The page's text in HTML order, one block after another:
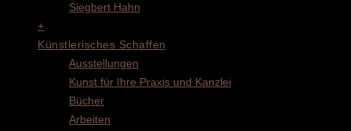
Siegbert Hahn
+
Künstlerisches Schaffen
Ausstellungen
Kunst für Ihre Praxis und Kanzlei
Bücher
Arbeiten